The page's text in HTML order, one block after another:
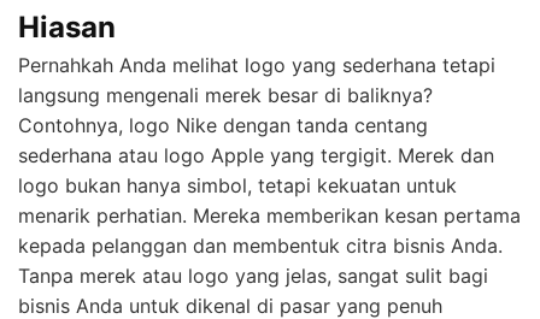
Hiasan
Pernahkah Anda melihat logo yang sederhana tetapi
langsung mengenali merek besar di baliknya?
Contohnya, logo Nike dengan tanda centang
sederhana atau logo Apple yang tergigit. Merek dan
logo bukan hanya simbol, tetapi kekuatan untuk
menarik perhatian. Mereka memberikan kesan pertama
kepada pelanggan dan membentuk citra bisnis Anda.
Tanpa merek atau logo yang jelas, sangat sulit bagi
bisnis Anda untuk dikenal di pasar yang penuh